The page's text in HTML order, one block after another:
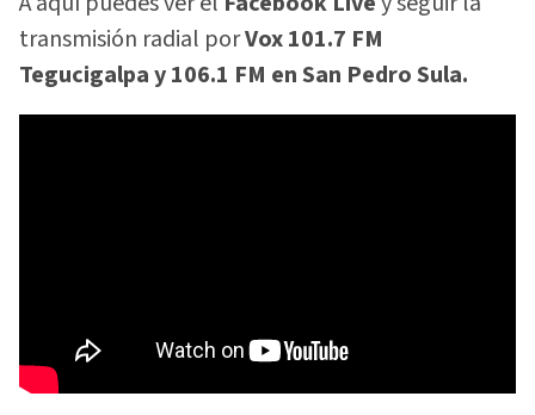
transmisión radial porVox 101.7 FM
Tegucigalpa y 106.1 FM en San Pedro Sula.